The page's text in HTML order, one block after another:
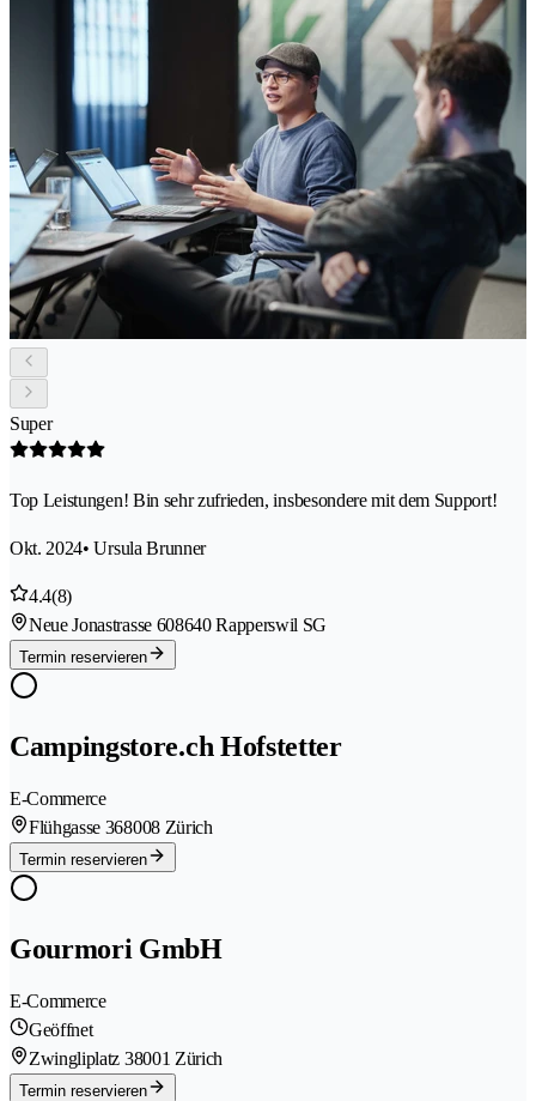
Super
Top Leistungen! Bin sehr zufrieden, insbesondere mit dem Support!
Okt. 2024• Ursula Brunner
4.4(8)
Neue Jonastrasse 608640 Rapperswil SG
Termin reservieren
Campingstore.ch Hofstetter
E-Commerce
Flühgasse 368008 Zürich
Termin reservieren
Gourmori GmbH
E-Commerce
Geöffnet
Zwingliplatz 38001 Zürich
Termin reservieren